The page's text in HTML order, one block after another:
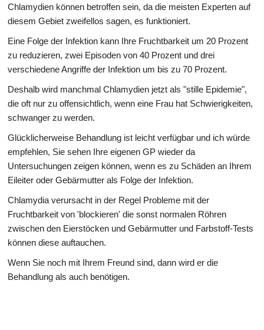
Chlamydien können betroffen sein, da die meisten Experten auf
diesem Gebiet zweifellos sagen, es funktioniert.
Eine Folge der Infektion kann Ihre Fruchtbarkeit um 20 Prozent
zu reduzieren, zwei Episoden von 40 Prozent und drei
verschiedene Angriffe der Infektion um bis zu 70 Prozent.
Deshalb wird manchmal Chlamydien jetzt als "stille Epidemie",
die oft nur zu offensichtlich, wenn eine Frau hat Schwierigkeiten,
schwanger zu werden.
Glücklicherweise Behandlung ist leicht verfügbar und ich würde
empfehlen, Sie sehen Ihre eigenen GP wieder da
Untersuchungen zeigen können, wenn es zu Schäden an Ihrem
Eileiter oder Gebärmutter als Folge der Infektion.
Chlamydia verursacht in der Regel Probleme mit der
Fruchtbarkeit von 'blockieren' die sonst normalen Röhren
zwischen den Eierstöcken und Gebärmutter und Farbstoff-Tests
können diese auftauchen.
Wenn Sie noch mit Ihrem Freund sind, dann wird er die
Behandlung als auch benötigen.